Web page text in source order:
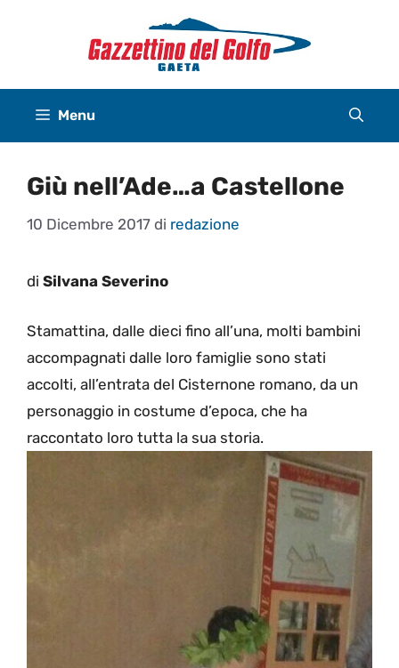
Menu
Giù nell’Ade…a Castellone
10 Dicembre 2017 di redazione
di Silvana Severino
Stamattina, dalle dieci fino all’una, molti bambini
accompagnati dalle loro famiglie sono stati
accolti, all’entrata del Cisternone romano, da un
personaggio in costume d’epoca, che ha
raccontato loro tutta la sua storia.